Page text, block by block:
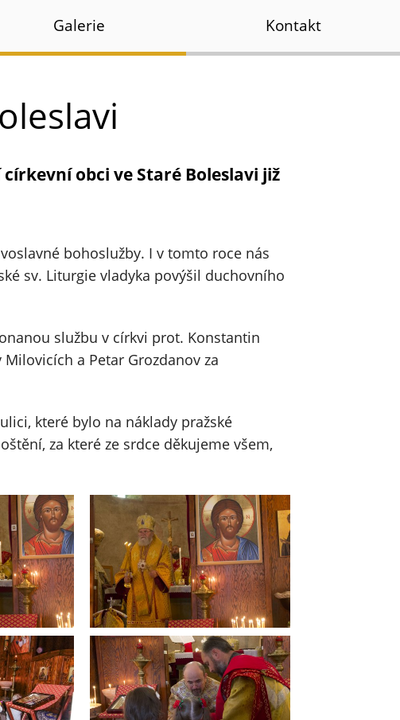
Galerie Kontakt
obci ve Staré Boleslavi již
bohoslužby. I v tomto roce nás
sv. Liturgie vladyka povýšil duchovního
službu v církvi prot. Konstantin
a Petar Grozdanov za
které bylo na náklady pražské
za které ze srdce děkujeme všem,